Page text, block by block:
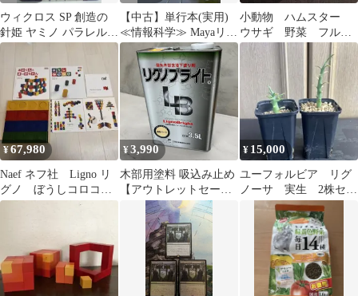
ウィクロス SP 創造の
針姫 ヤミノ パラレル
ウェディングルリグパ
【中古】単行本(実用)
≪情報科学≫ Mayaリギ
ング 正しいキャラクタ
ーリグの作り方 改訂版
小動物 ハムスター
ウサギ 野菜 フルー
ツ グラノーラ 乳酸
菌 おやつ フード
¥67,980
Naef ネフ社 Ligno リ
グノ ぼうしコロコ
ロ あかくんとまっか
¥3,990
木部用塗料 吸込み止め
【アウトレットセー
ル】リグノブライト
（屋外木部含浸下塗り
¥ 15,000
ユーフォルビア リグ
ノーサ 実生 2株セッ
ト パキポディウム